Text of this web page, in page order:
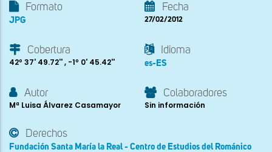
Formato
JPG
Fecha
27/02/2012
Cobertura
42º 37' 49.72'' , -1º 0' 45.42''
Idioma
es-ES
Autor
Mª Luisa Álvarez Casamayor
Colaboradores
Sin información
Derechos
Fundación Santa María la Real - Centro de Estudios del Románico